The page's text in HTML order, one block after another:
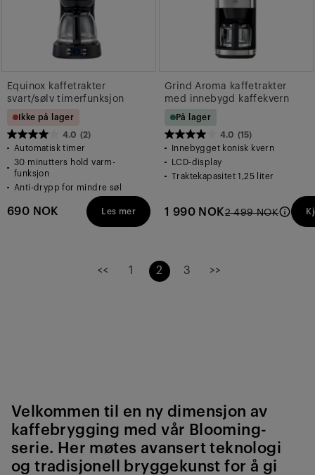
Equinox kaffetrakter
svart/sølv timerfunksjon
Ikke på lager
4.0 (2)
4.0
av
stjerner.
2
Automatisk timer
30 minutters hold varm-
funksjon
Anti-drypp for mindre søl
690 NOK Les mer
Grind Aroma kaffetrakter
med innebygd kaffekvern
På lager
4.0 (15)
4.0
av
5
15
Innebygget konisk kvern
LCD-display
Traktekapasitet 1,25 liter
1 990 NOK2 499 NOK
<< 1 2 3 >>
Velkommen til en ny dimensjon av
kaffebrygging med vår Blooming-
serie. Her møtes avansert teknologi
og tradisjonell bryggekunst for å gi